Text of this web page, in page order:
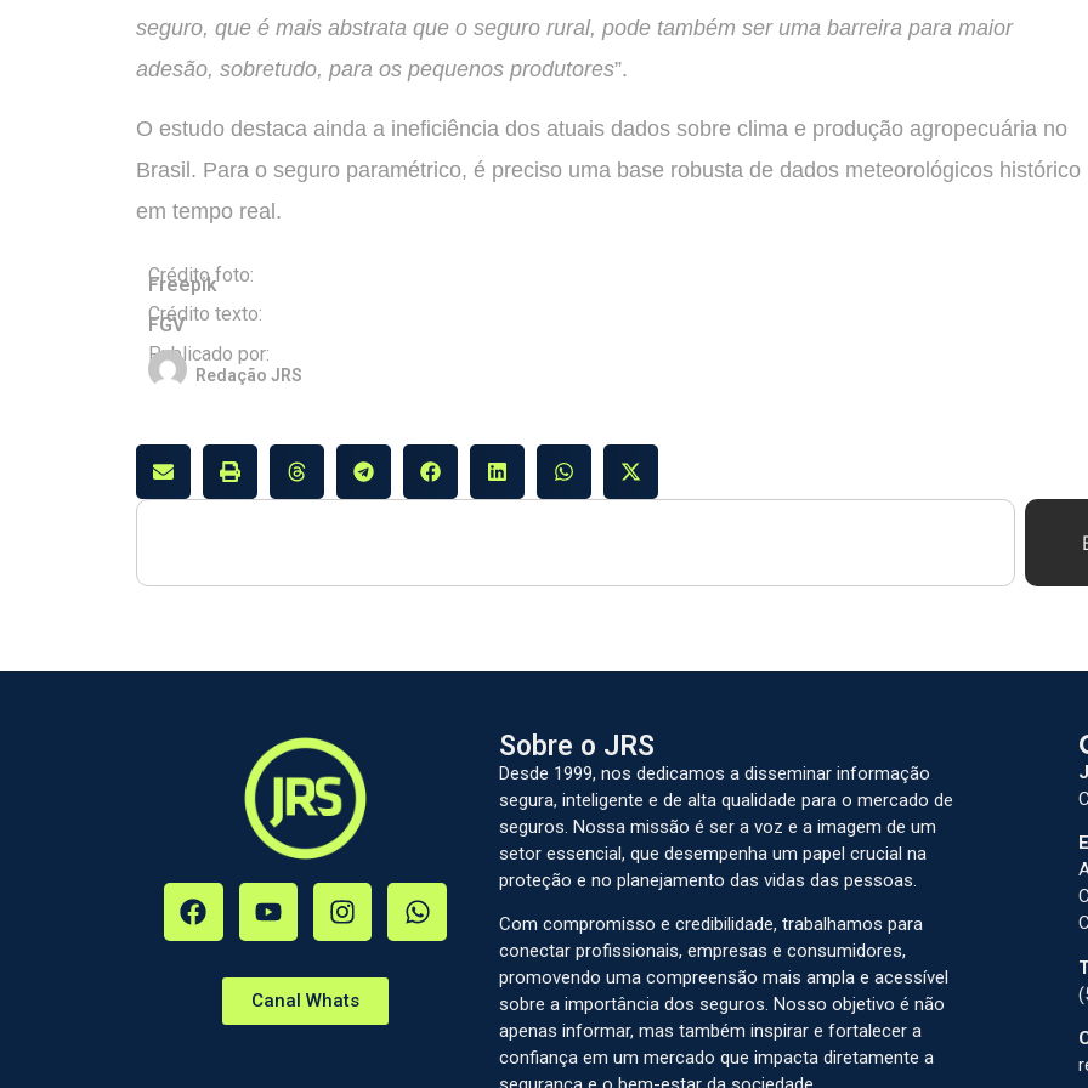
seguro, que é mais abstrata que o seguro rural, pode também ser uma barreira para maior
adesão, sobretudo, para os pequenos produtores”.
O estudo destaca ainda a ineficiência dos atuais dados sobre clima e produção agropecuária no
Brasil. Para o seguro paramétrico, é preciso uma base robusta de dados meteorológicos histórico
em tempo real.
Crédito foto:
Freepik
Crédito texto:
FGV
Publicado por:
Redação JRS
Canal Whats
Sobre o JRS
Desde 1999, nos dedicamos a disseminar informação
segura, inteligente e de alta qualidade para o mercado de
seguros. Nossa missão é ser a voz e a imagem de um
setor essencial, que desempenha um papel crucial na
proteção e no planejamento das vidas das pessoas.
Com compromisso e credibilidade, trabalhamos para
conectar profissionais, empresas e consumidores,
promovendo uma compreensão mais ampla e acessível
sobre a importância dos seguros. Nosso objetivo é não
apenas informar, mas também inspirar e fortalecer a
confiança em um mercado que impacta diretamente a